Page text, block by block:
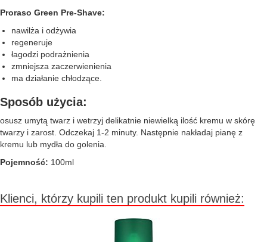
Proraso Green Pre-Shave:
nawilża i odżywia
regeneruje
łagodzi podrażnienia
zmniejsza zaczerwienienia
ma działanie chłodzące.
Sposób użycia:
osusz umytą twarz i wetrzyj delikatnie niewielką ilość kremu w skórę
twarzy i zarost. Odczekaj 1-2 minuty. Następnie nakładaj pianę z
kremu lub mydła do golenia.
Pojemność: 100ml
Klienci, którzy kupili ten produkt kupili również: